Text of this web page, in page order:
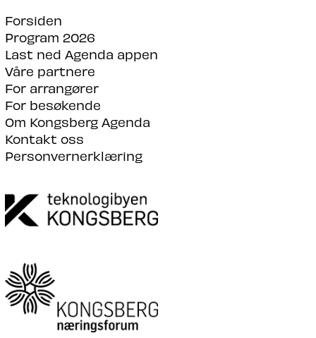
Forsiden
Program 2026
Last ned Agenda appen
Våre partnere
For arrangører
For besøkende
Om Kongsberg Agenda
Kontakt oss
Personvernerklæring